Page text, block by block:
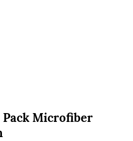
Microfiber